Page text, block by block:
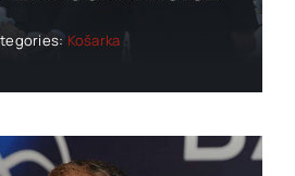
Košarka